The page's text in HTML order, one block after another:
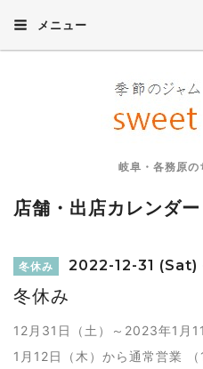
メニュー
岐阜・各務原の
店舗・出店カレンダー
冬休み 2022-12-31 (Sat)
冬休み
12月31日（土）～2023年1月
1月12日（木）から通常営業 （